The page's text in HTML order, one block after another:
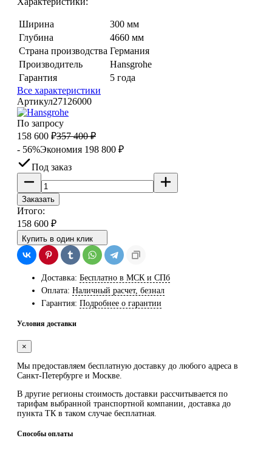
Ширина
300 мм
Глубина
4660 мм
Страна производства Германия
Производитель
Hansgrohe
Гарантия
5 года
Все характеристики
Артикул27126000
По запросу
158 600 ₽357 400 ₽
- 56%Экономия 198 800 ₽
Под заказ
Заказать
Итого:
158 600 ₽
Купить в один клик
Доставка: Бесплатно в МСК и СПб
Оплата: Наличный расчет, безнал
Гарантия: Подробнее о гарантии
Условия доставки
×
Мы предоставляем бесплатную доставку до любого адреса в
Санкт-Петербурге и Москве.
В другие регионы стоимость доставки рассчитывается по
тарифам выбранной транспортной компании, доставка до
пункта ТК в таком случае бесплатная
Способы оплаты